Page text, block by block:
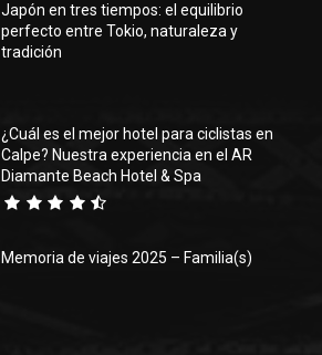
Eyes
Japón en tres tiempos: el equilibrio
perfecto entre Tokio, naturaleza y
tradición
¿Cuál es el mejor hotel para ciclistas en
Calpe? Nuestra experiencia en el AR
Diamante Beach Hotel & Spa
Memoria de viajes 2025 – Familia(s)